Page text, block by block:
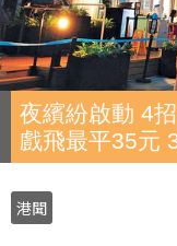
夜繽紛啟動 4
戲飛最平35元
港聞